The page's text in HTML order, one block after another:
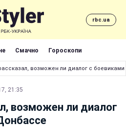
rbc.ua
Смачно Гороскопи
возможен ли диалог с
21:35
возможен ли диалог